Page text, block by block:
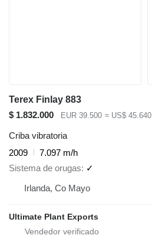
Terex Finlay 883
$ 1.832.000
EUR 39.500 ≈ US$ 45.640
Criba vibratoria
2009
7.097 m/h
Sistema de orugas
✓
Irlanda, Co Mayo
Ultimate Plant Exports